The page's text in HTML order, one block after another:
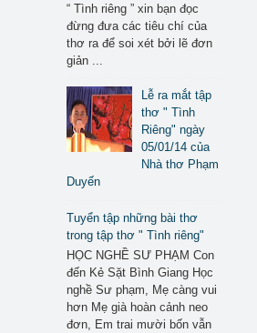
“ Tình riêng ” xin bạn đọc
đừng đưa các tiêu chí của
thơ ra để soi xét bởi lẽ đơn
giản ...
Lễ ra mắt tập
thơ " Tình
Riêng" ngày
05/01/14 của
Nhà thơ Phạm
Duyến
Tuyển tập những bài thơ
trong tập thơ " Tình riêng"
HỌC NGHỀ SƯ PHẠM Con
đến Kẻ Sặt Bình Giang Học
nghề Sư phạm, Mẹ càng vui
hơn Mẹ già hoàn cảnh neo
đơn, Em trai mười bốn vẫn